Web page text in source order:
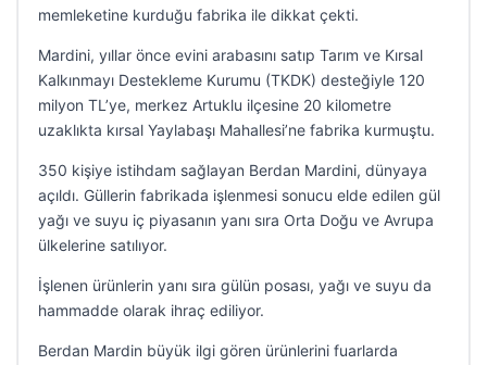
memleketine kurduğu fabrika ile dikkat çekti.
Mardini, yıllar önce evini arabasını satıp Tarım ve Kırsal
Kalkınmayı Destekleme Kurumu (TKDK) desteğiyle 120
milyon TL’ye, merkez Artuklu ilçesine 20 kilometre
uzaklıkta kırsal Yaylabaşı Mahallesi’ne fabrika kurmuştu.
350 kişiye istihdam sağlayan Berdan Mardini, dünyaya
açıldı. Güllerin fabrikada işlenmesi sonucu elde edilen gül
yağı ve suyu iç piyasanın yanı sıra Orta Doğu ve Avrupa
ülkelerine satılıyor.
İşlenen ürünlerin yanı sıra gülün posası, yağı ve suyu da
hammadde olarak ihraç ediliyor.
Berdan Mardin büyük ilgi gören ürünlerini fuarlarda